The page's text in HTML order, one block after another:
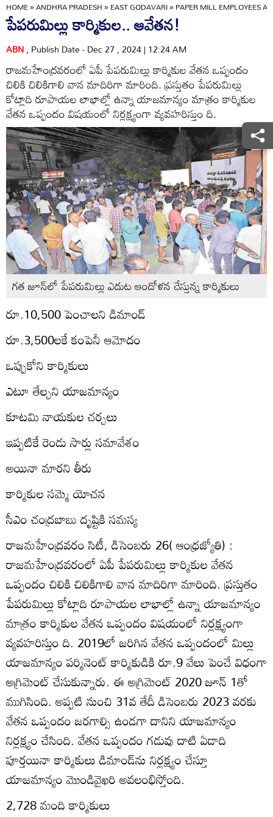
HOME»ANDHRA PRADESH»EAST GODAVARI»PAPER MILL EMPLOYEES
పేపరుమిల్లు కార్మికుల.. ఆవేతన!
ABN, Publish Date - Dec 27 , 2024 | 12:24 AM
రాజమహేంద్రవరంలో ఏపీ పేపరుమిల్లు కార్మికుల వేతన ఒప్పందం
చిలికి చిలికిగాలి వాన మాదిరిగా మారింది. ప్రస్తుతం పేపరుమిల్లు
కోట్లాది రూపాయల లాభాల్లో ఉన్నా యాజమాన్యం మాత్రం కార్మికుల
వేతన ఒప్పందం విషయంలో నిర్లక్ష్యంగా వ్యవహరిస్తుం ది.
గత జూన్‌లో పేపరుమిల్లు ఎదుట ఆందోళన చేస్తున్న కార్మికులు
రూ.10,500 పెంచాలని డిమాండ్‌
రూ.3,500లకే కంపెనీ ఆమోదం
ఒప్పుకోని కార్మికులు
ఎటూ తేల్చని యాజమాన్యం
కూటమి నాయకుల చర్చలు
ఇప్పటికే రెండు సార్లు సమావేశం
అయినా మారని తీరు
కార్మికుల సమ్మె యోచన
సీఎం చంద్రబాబు దృష్టికి సమస్య
రాజమహేంద్రవరం సిటీ, డిసెంబరు 26( ఆంధ్రజ్యోతి) :
రాజమహేంద్రవరంలో ఏపీ పేపరుమిల్లు కార్మికుల వేతన
ఒప్పందం చిలికి చిలికిగాలి వాన మాదిరిగా మారింది. ప్రస్తుతం
పేపరుమిల్లు కోట్లాది రూపాయల లాభాల్లో ఉన్నా యాజమాన్యం
మాత్రం కార్మికుల వేతన ఒప్పందం విషయంలో నిర్లక్ష్యంగా
వ్యవహరిస్తుం ది. 2019లో జరిగిన వేతన ఒప్పందంలో మిల్లు
యాజమాన్యం పర్మినెంట్‌ కార్మికుడికి రూ.9 వేలు పెంచే విధంగా
అగ్రిమెంట్‌ చేసుకున్నారు. ఈ అగ్రిమెంట్‌ 2020 జూన్‌ 1తో
ముగిసింది. అప్పటి నుంచి 31వ తేదీ డిసెంబరు 2023 వరకు
వేతన ఒప్పందం జరగాల్సి ఉండగా దానిని యాజమాన్యం
నిర్లక్ష్యం చేసింది. వేతన ఒప్పందం గడువు దాటి ఏడాది
పూర్తయినా కార్మికులు డిమాండ్‌ను నిర్లక్ష్యం చేస్తూ
యాజమాన్యం మొండివైఖరి అవలంభిస్తోంది.
2,728 మంది కార్మికులు